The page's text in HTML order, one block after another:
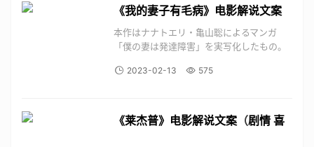
长大成人...
《我的妻子有毛病》电影解说文案
（剧情 爱情 家庭）
本作はナナトエリ・亀山聡によるマンガ
「僕の妻は発達障害」を実写化したもの。
過ごしていた知花が、発達障害という診断
2023-02-13 575
《莱杰普》电影解说文案 （剧情 喜